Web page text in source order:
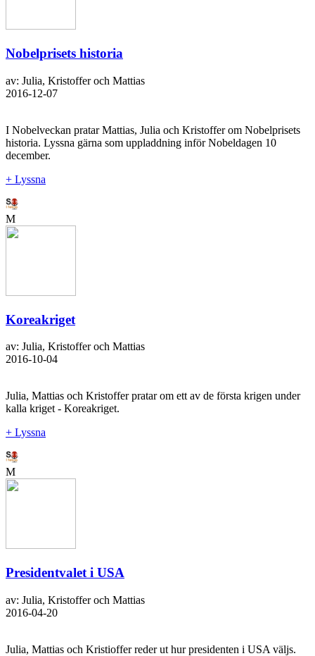
Nobelprisets historia
av: Julia, Kristoffer och Mattias
2016-12-07
I Nobelveckan pratar Mattias, Julia och Kristoffer om Nobelprisets
historia. Lyssna gärna som uppladdning inför Nobeldagen 10
december.
+ Lyssna
M
Koreakriget
av: Julia, Kristoffer och Mattias
2016-10-04
Julia, Mattias och Kristoffer pratar om ett av de första krigen under
kalla kriget - Koreakriget.
+ Lyssna
M
Presidentvalet i USA
av: Julia, Kristoffer och Mattias
2016-04-20
Julia, Mattias och Kristioffer reder ut hur presidenten i USA väljs.